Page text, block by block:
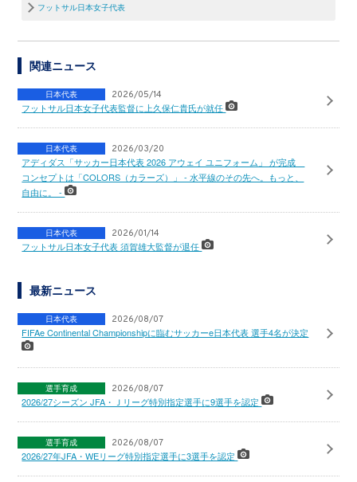
フットサル日本女子代表
関連ニュース
日本代表 2026/05/14
フットサル日本女子代表監督に上久保仁貴氏が就任
日本代表 2026/03/20
アディダス「サッカー日本代表 2026 アウェイ ユニフォーム」 が完成
コンセプトは「COLORS（カラーズ）」 - 水平線のその先へ。もっと、
自由に。 -
日本代表 2026/01/14
フットサル日本女子代表 須賀雄大監督が退任
最新ニュース
日本代表 2026/08/07
FIFAe Continental Championshipに臨むサッカーe日本代表 選手4名が決定
選手育成 2026/08/07
2026/27シーズン JFA・Ｊリーグ特別指定選手に9選手を認定
選手育成 2026/08/07
2026/27年JFA・WEリーグ特別指定選手に3選手を認定